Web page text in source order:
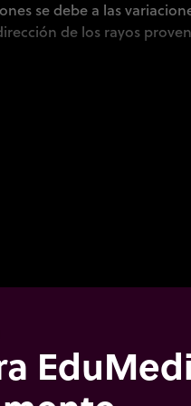
se debe a las
de los rayos